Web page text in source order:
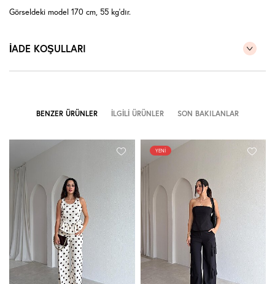
Görseldeki model 170 cm, 55 kg'dır.
Modelin kendi bedenide S bedendir.
İADE KOŞULLARI
BENZER ÜRÜNLER İLGILI ÜRÜNLER SON BAKILANLAR
YENI